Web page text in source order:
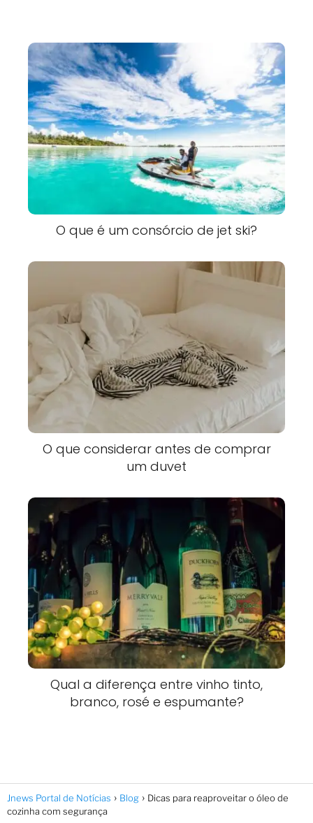
O que é um consórcio de jet ski?
O que considerar antes de comprar
um duvet
Qual a diferença entre vinho tinto,
branco, rosé e espumante?
Jnews Portal de Notícias Blog
Dicas para reaproveitar o óleo de
cozinha com segurança